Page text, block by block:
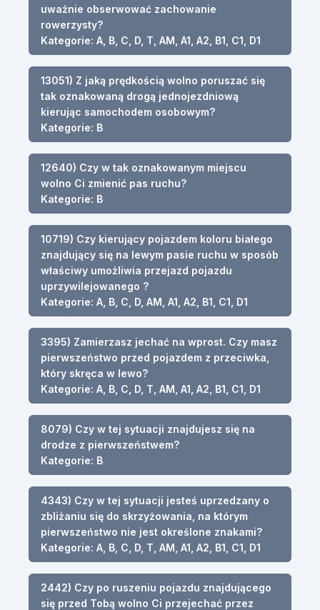
uważnie obserwować zachowanie
rowerzysty?
Kategorie: A, B, C, D, T, AM, A1, A2, B1, C1, D1
13051) Z jaką prędkością wolno poruszać się
tak oznakowaną drogą jednojezdniową
kierując samochodem osobowym?
Kategorie: B
12640) Czy w tak oznakowanym miejscu
wolno Ci zmienić pas ruchu?
Kategorie: B
10719) Czy kierujący pojazdem koloru białego
znajdujący się na lewym pasie ruchu w sposób
właściwy umożliwia przejazd pojazdu
uprzywilejowanego ?
Kategorie: A, B, C, D, AM, A1, A2, B1, C1, D1
3395) Zamierzasz jechać na wprost. Czy masz
pierwszeństwo przed pojazdem z przeciwka,
który skręca w lewo?
Kategorie: A, B, C, D, T, AM, A1, A2, B1, C1, D1
8079) Czy w tej sytuacji znajdujesz się na
drodze z pierwszeństwem?
Kategorie: B
4343) Czy w tej sytuacji jesteś uprzedzany o
zbliżaniu się do skrzyżowania, na którym
pierwszeństwo nie jest określone znakami?
Kategorie: A, B, C, D, T, AM, A1, A2, B1, C1, D1
2442) Czy po ruszeniu pojazdu znajdującego
się przed Tobą wolno Ci przejechać przez